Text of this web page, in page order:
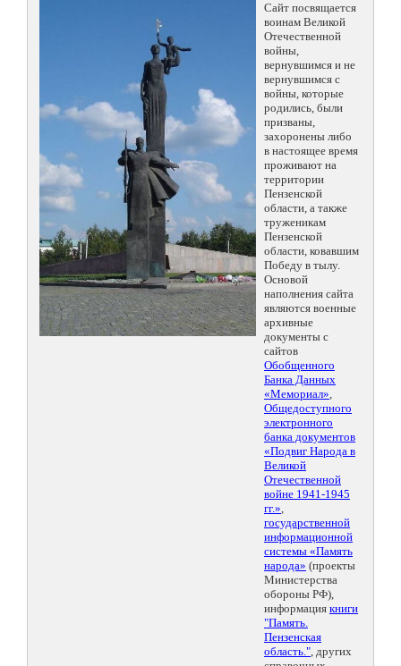
Сайт посвящается
воинам Великой
Отечественной
войны,
вернувшимся и не
вернувшимся с
войны, которые
родились, были
призваны,
захоронены либо
в настоящее время
проживают на
территории
Пензенской
области, а также
труженикам
Пензенской
области, ковавшим
Победу в тылу.
Основой
наполнения сайта
являются военные
архивные
документы с
сайтов
Обобщенного
Банка Данных
«Мемориал»,
Общедоступного
электронного
банка документов
«Подвиг Народа в
Великой
Отечественной
войне 1941-1945
гг.»,
государственной
информационной
системы «Память
народа» (проекты
Министерства
обороны РФ),
информация книги
"Память.
Пензенская
область.", других